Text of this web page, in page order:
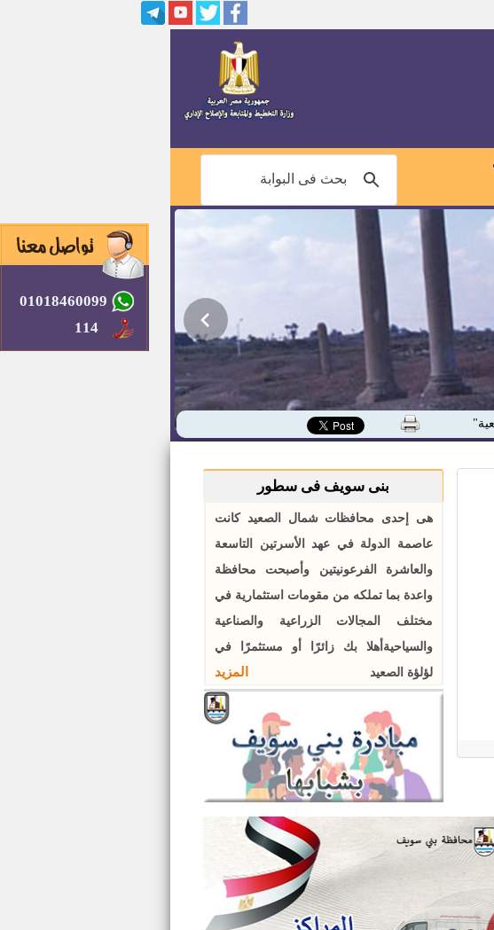
01018460099
114
مصنع اسمنت العريش
بنى سويف فى سطور
هى إحدى محافظات شمال الصعيد كانت
عاصمة الدولة في عهد الأسرتين التاسعة
والعاشرة الفرعونيتين وأصبحت محافظة
واعدة بما تملكه من مقومات استثمارية في
مختلف المجالات الزراعية والصناعية
والسياحيةأهلا بك زائرًا أو مستثمرًا في
لؤلؤة الصعيد
المزيد